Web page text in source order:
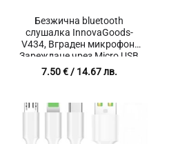
Безжична bluetooth
слушалка InnovaGoods-
V434, Вграден микрофон,
Зареждане чрез Micro USB
кабел, Обхват до 10м,
Време на
часа, Мощност 3 W,
Bluetooth 4.1, Регулиране
Черен
7.50€/ 14.67 лв.